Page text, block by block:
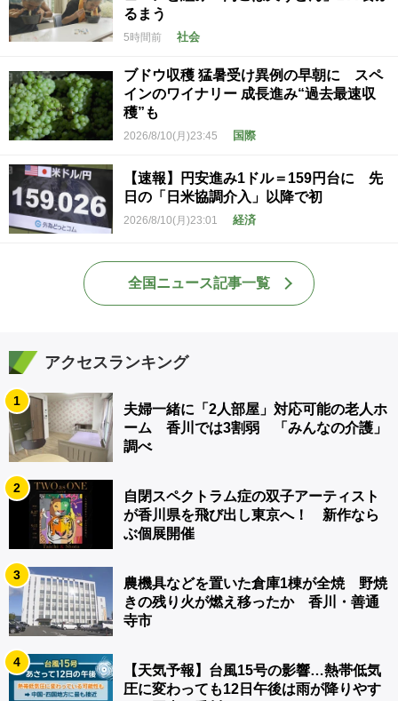
るまう
5時間前 社会
ブドウ収穫 猛暑受け異例の早朝に スペ
インのワイナリー 成長進み“過去最速収
穫”も
2026/8/10(月)23:45 国際
【速報】円安進み1ドル＝159円台に 先
日の「日米協調介入」以降で初
2026/8/10(月)23:01 経済
全国ニュース記事一覧
アクセスランキング
1
夫婦一緒に「2人部屋」対応可能の老人ホ
ーム 香川では3割弱 「みんなの介護」
調べ
2
自閉スペクトラム症の双子アーティスト
が香川県を飛び出し東京へ！ 新作なら
ぶ個展開催
3
農機具などを置いた倉庫1棟が全焼 野焼
きの残り火が燃え移ったか 香川・善通
寺市
4
【天気予報】台風15号の影響…熱帯低気
圧に変わっても12日午後は雨が降りやす